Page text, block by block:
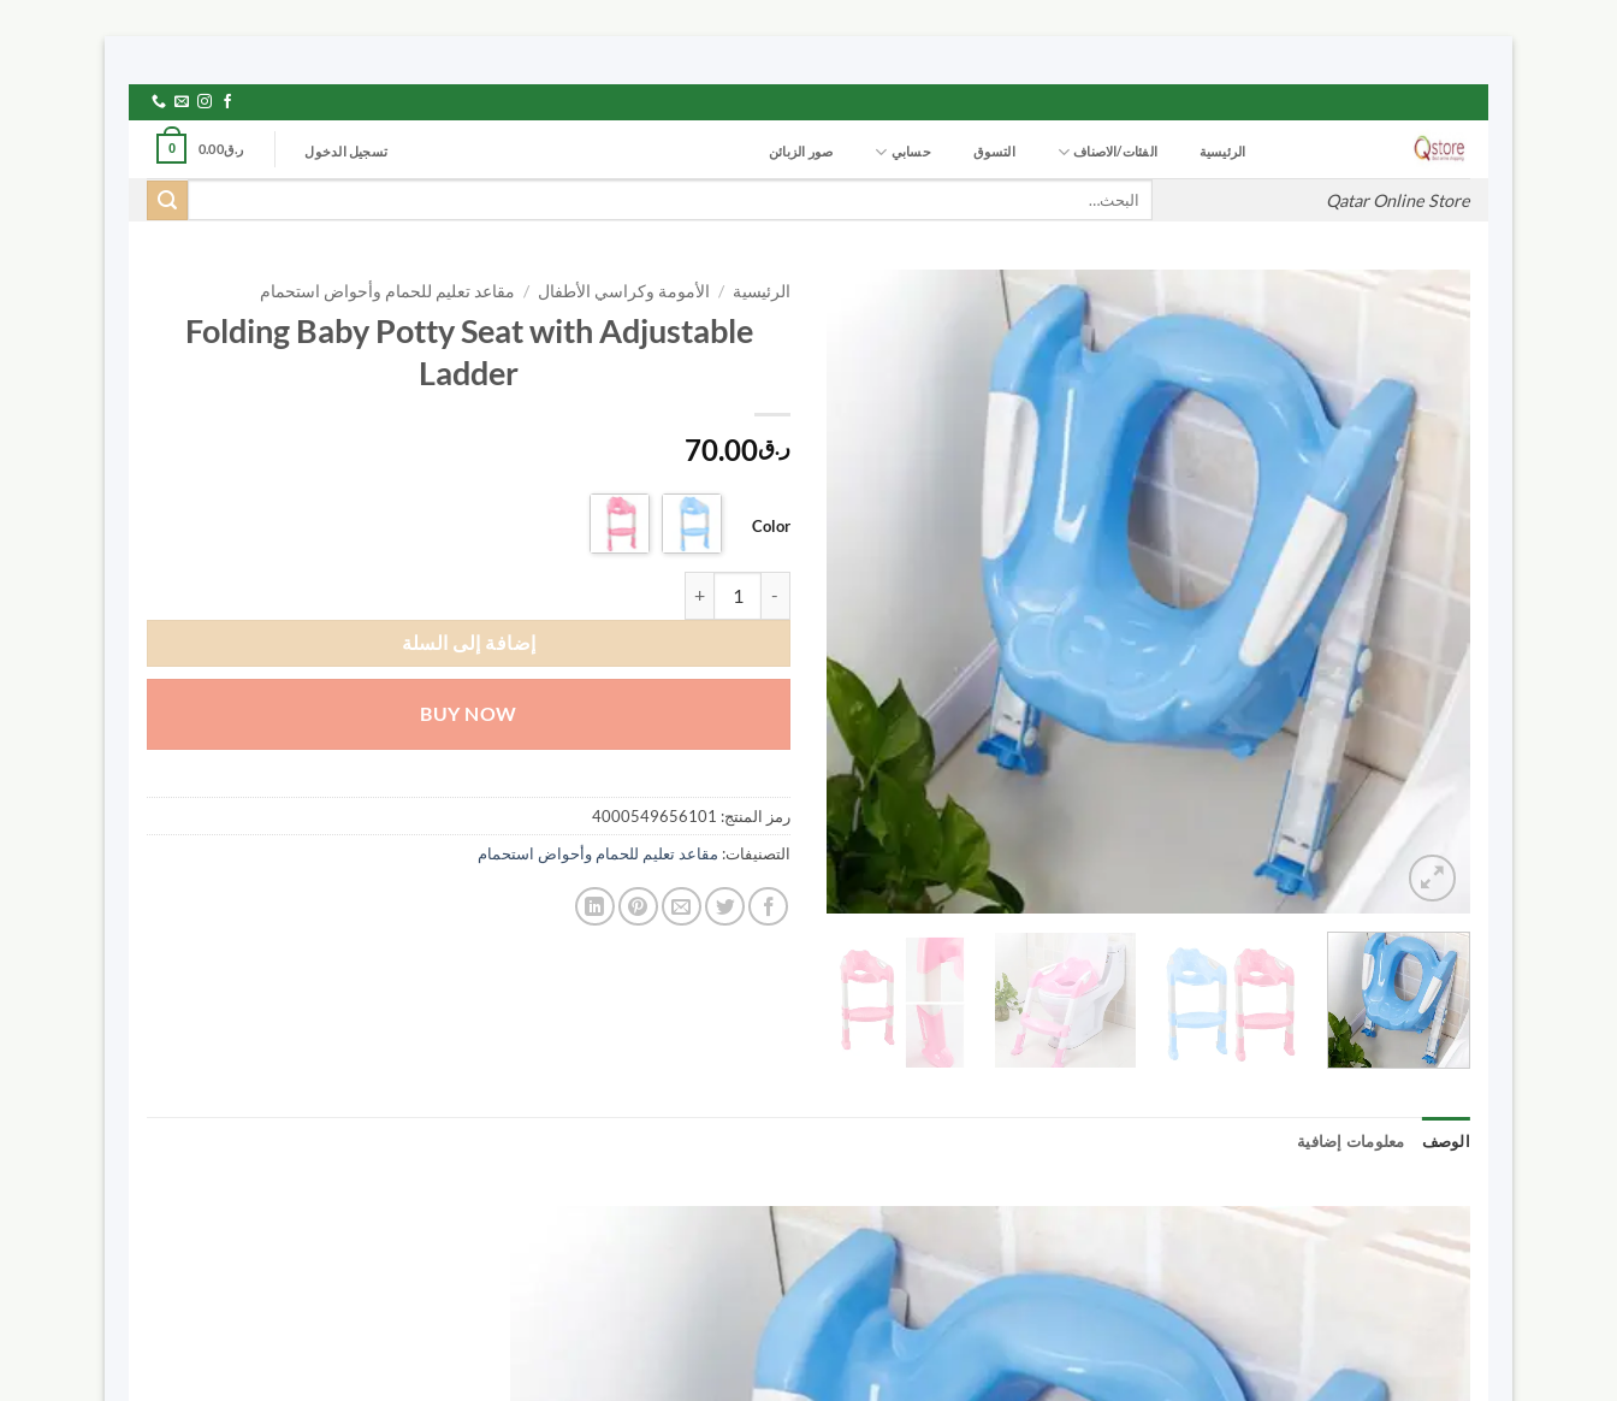
للمحتوى
Qatar Online Store
الرئيسية الفئات/الاصناف التسوق حسابي صور الزبائن تسجيل الدخول ر.ق0.00
0
بحث
الرئيسية / الأمومة وكراسي الأطفال / مقاعد تعليم للحمام وأحواض استحمام
Folding Baby Potty Seat with Adjustable
Ladder
ر.ق70.00
Color
إضافة إلى السلة
BUY NOW
رمز المنتج: 4000549656101
التصنيفات: مقاعد تعليم للحمام وأحواض استحمام
الوصف معلومات إضافية